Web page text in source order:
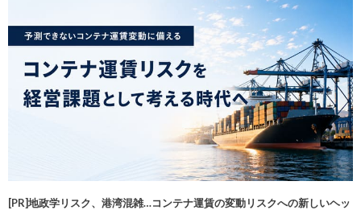
[PR]地政学リスク、港湾混雑…コンテナ運賃の変動リスクへの新しいヘッ